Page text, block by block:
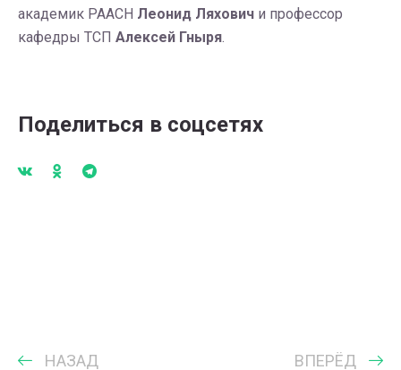
академик РААСН Леонид Ляхович и профессор
кафедры ТСП Алексей Гныря.
Поделиться в соцсетях
НАЗАД ВПЕРЁД